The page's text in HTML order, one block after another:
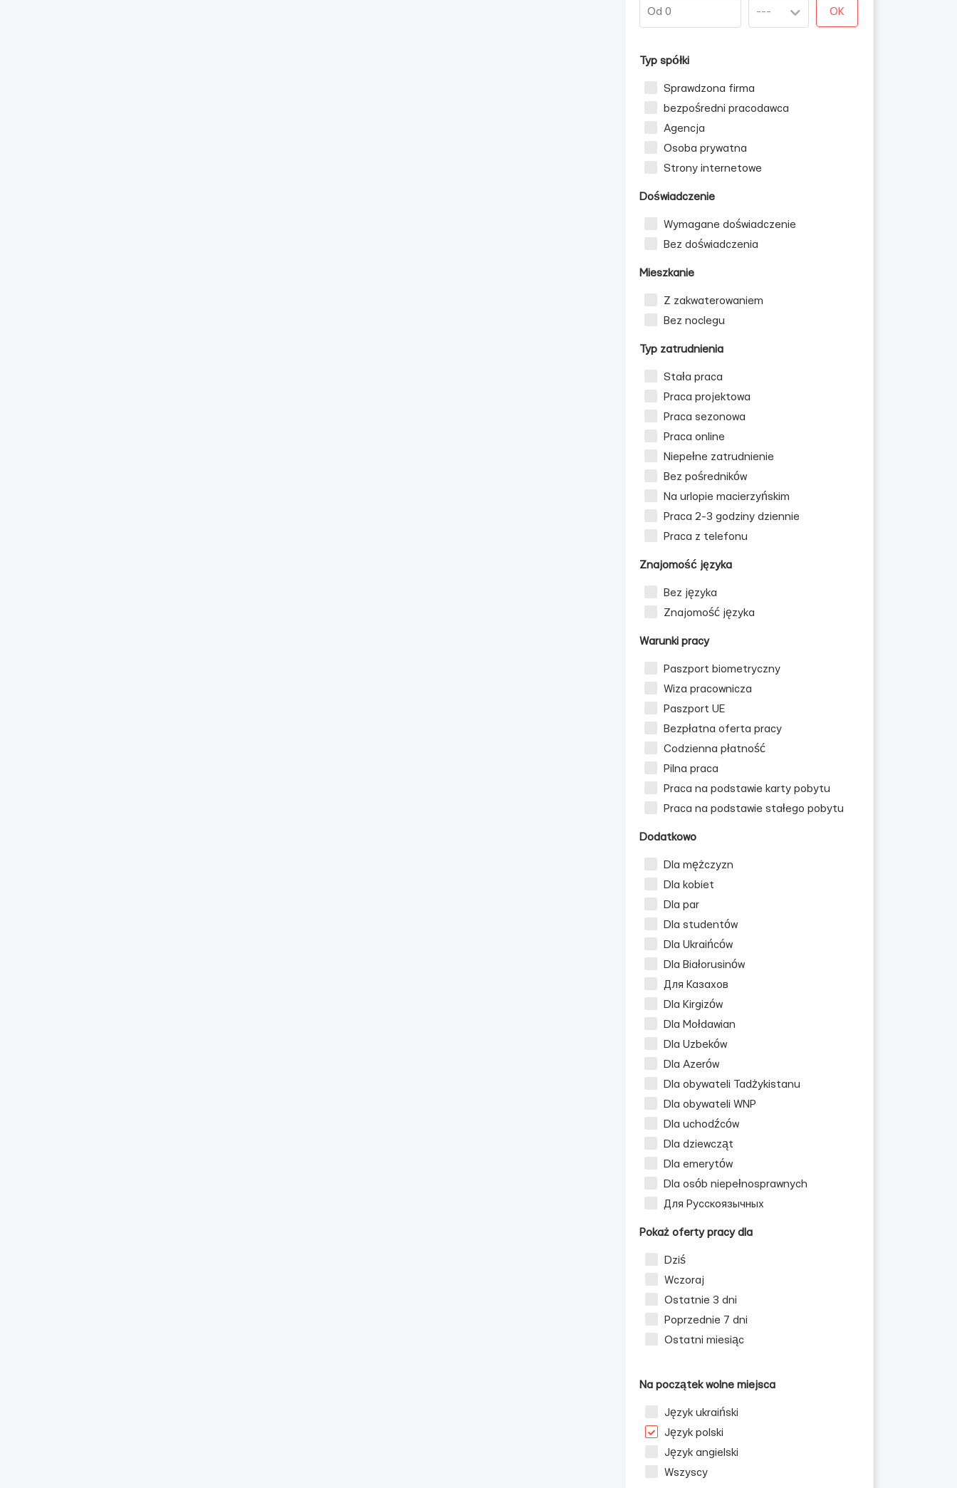
OK
Typ spółki
Sprawdzona firma
bezpośredni pracodawca
Agencja
Osoba prywatna
Strony internetowe
Doświadczenie
Wymagane doświadczenie
Bez doświadczenia
Mieszkanie
Z zakwaterowaniem
Bez noclegu
Typ zatrudnienia
Stała praca
Praca projektowa
Praca sezonowa
Praca online
Niepełne zatrudnienie
Bez pośredników
Na urlopie macierzyńskim
Praca 2-3 godziny dziennie
Praca z telefonu
Znajomość języka
Bez języka
Znajomość języka
Warunki pracy
Paszport biometryczny
Wiza pracownicza
Paszport UE
Bezpłatna oferta pracy
Codzienna płatność
Pilna praca
Praca na podstawie karty pobytu
Praca na podstawie stałego pobytu
Dodatkowo
Dla mężczyzn
Dla kobiet
Dla par
Dla studentów
Dla Ukraińców
Dla Białorusinów
Для Казахов
Dla Kirgizów
Dla Mołdawian
Dla Uzbeków
Dla Azerów
Dla obywateli Tadżykistanu
Dla obywateli WNP
Dla uchodźców
Dla dziewcząt
Dla emerytów
Dla osób niepełnosprawnych
Для Русскоязычных
Pokaż oferty pracy dla
Dziś
Wczoraj
Ostatnie 3 dni
Poprzednie 7 dni
Ostatni miesiąc
Na początek wolne miejsca
Język ukraiński
Język polski
Język angielski
Wszyscy